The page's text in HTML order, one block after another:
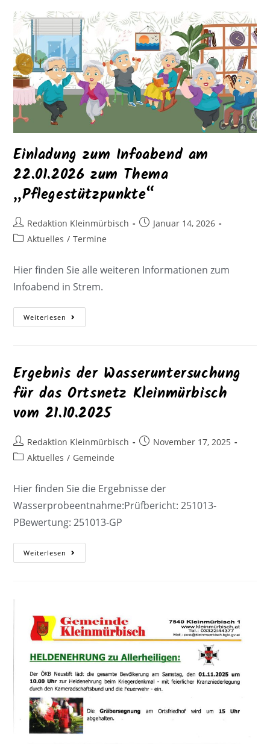
Einladung zum Infoabend am
22.01.2026 zum Thema
„Pflegestützpunkte“
Redaktion Kleinmürbisch
Januar 14, 2026
Aktuelles / Termine
Hier finden Sie alle weiteren Informationen zum
Infoabend in Strem.
Weiterlesen
Ergebnis der Wasseruntersuchung
für das Ortsnetz Kleinmürbisch
vom 21.10.2025
Redaktion Kleinmürbisch
November 17, 2025
Aktuelles / Gemeinde
Hier finden Sie die Ergebnisse der
Wasserprobeentnahme:Prüfbericht: 251013-
PBewertung: 251013-GP
Weiterlesen